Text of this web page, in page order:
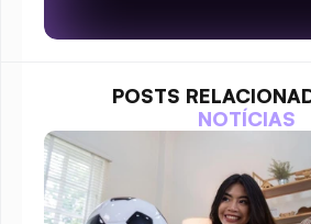
POSTS
NOTÍCIAS